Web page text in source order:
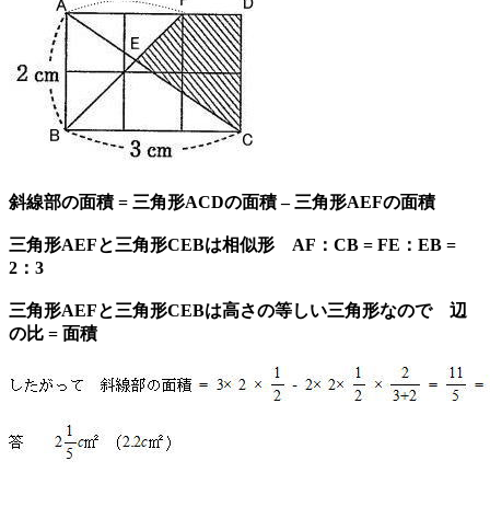
斜線部の面積 = 三角形ACDの面積 – 三角形AEFの面積
三角形AEFと三角形CEBは相似形 AF：CB = FE：EB =
2：3
三角形AEFと三角形CEBは高さの等しい三角形なので 辺
の比 = 面積